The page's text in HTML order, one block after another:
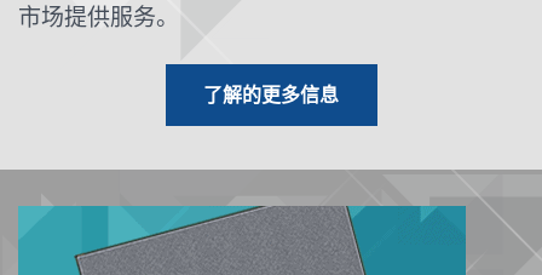
市场提供服务。
了解有关功率分离式元件
的更多信息